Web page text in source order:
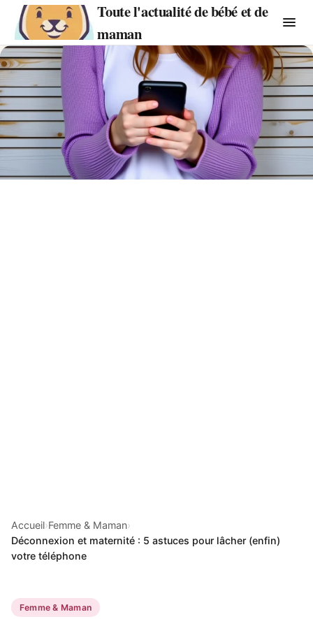
Toute l'actualité de bébé et de
maman
Accueil›Femme & Maman›
Déconnexion et maternité : 5 astuces pour lâcher (enfin)
votre téléphone
Femme & Maman